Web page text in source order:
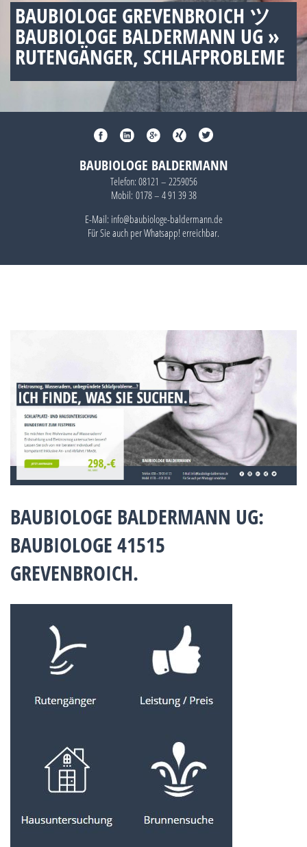
BAUBIOLOGE GREVENBROICH ツ
BAUBIOLOGE BALDERMANN UG »
RUTENGÄNGER, SCHLAFPROBLEME
BAUBIOLOGE BALDERMANN
Telefon: 08121 – 2259056
Mobil: 0178 – 4 91 39 38
E-Mail: info@baubiologe-baldermann.de
Für Sie auch perWhatsapp!erreichbar.
BAUBIOLOGE BALDERMANN UG:
BAUBIOLOGE 41515
GREVENBROICH.